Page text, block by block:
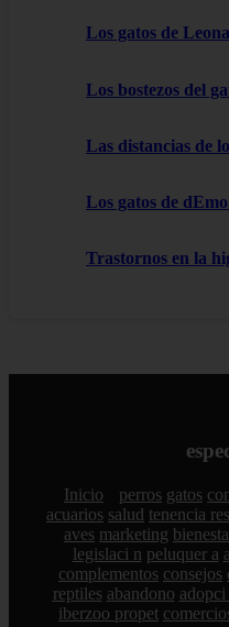
Los gatos de
Los bostezos del
Las distancias de
Los gatos de
Trastornos en la
Inicio perros gatos
acuarios salud tenencia
aves marketing
legislaci n peluquer a
complementos consejos
reptiles abandono adopci
iberzoo propet